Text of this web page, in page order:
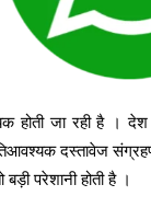
होती जा रही है ।
दस्तावेज
परेशानी होती है ।